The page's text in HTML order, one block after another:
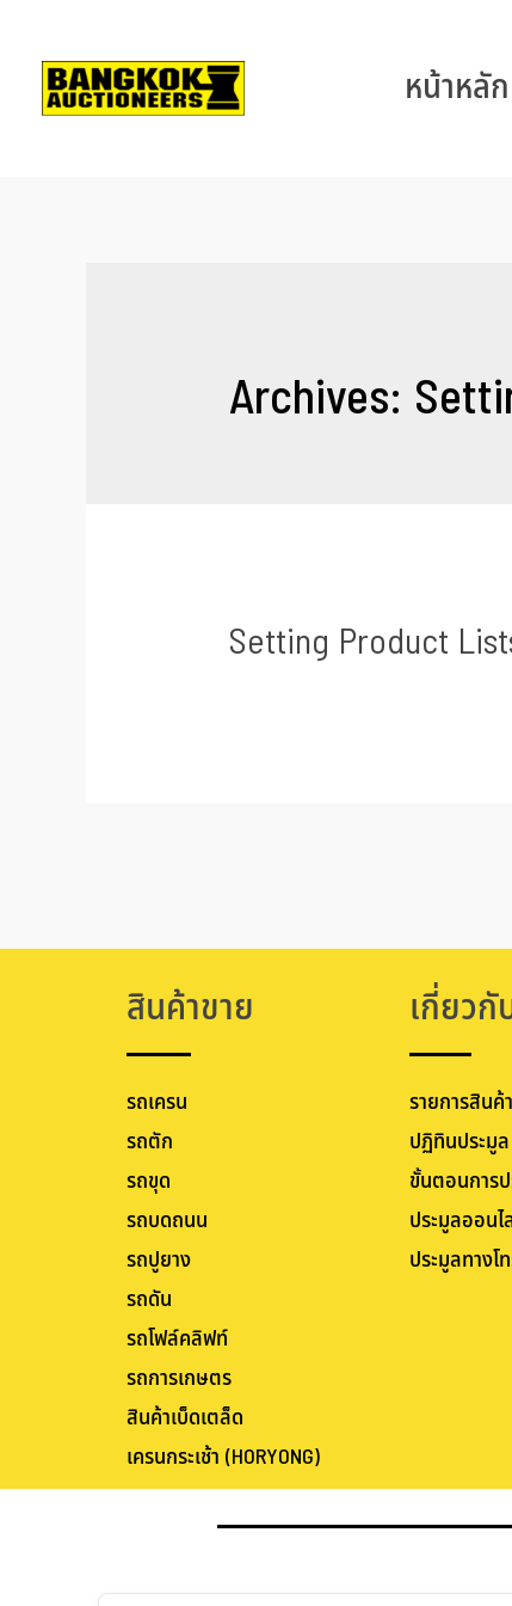
หน้าหลัก
Archives:
Setting Product
สินค้าขาย
รถเครน
รถตัก
รถขุด
รถบดถนน
รถปูยาง
รถดัน
รถโฟล์คลิฟท์
รถการเกษตร
สินค้าเบ็ดเตล็ด
เครนกระเช้า (HORYONG)
เกี่ยวกั
รายการสินค้
ปฏิทินประมูล
ขั้นตอนการ
ประมูลออน
ประมูลทาง